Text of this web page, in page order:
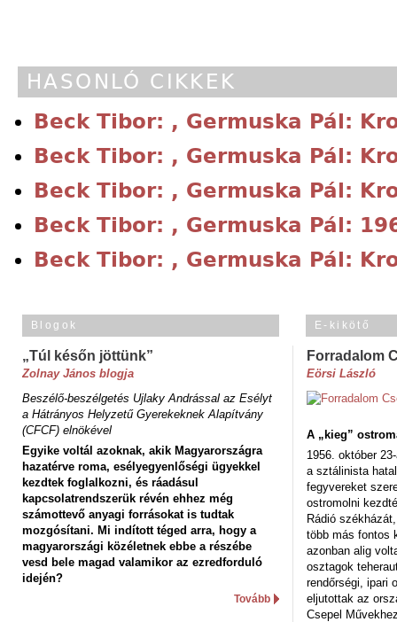
HASONLÓ CIKKEK
Beck Tibor: , Germuska Pál:
Beck Tibor: , Germuska Pál:
Beck Tibor: , Germuska Pál:
Beck Tibor: , Germuska Pál:
Beck Tibor: , Germuska Pál:
Blogok
„Túl későn jöttünk”
Zolnay János blogja
Beszélő-beszélgetés Ujlaky Andrással az Esélyt
a Hátrányos Helyzetű Gyerekeknek Alapítvány
(CFCF) elnökével
Egyike voltál azoknak, akik Magyarországra
hazatérve roma, esélyegyenlőségi ügyekkel
kezdtek foglalkozni, és ráadásul
kapcsolatrendszerük révén ehhez még
számottevő anyagi forrásokat is tudtak
mozgósítani. Mi indított téged arra, hogy a
magyarországi közéletnek ebbe a részébe
vesd bele magad valamikor az ezredforduló
idején?
Tovább
E-kikötő
Forradalom
Eörsi László
A „kieg”
1956. október
a sztálinista
fegyvereket
ostromolni
Rádió
több más fontos
azonban alig
osztagok
rendőrségi, ipari
eljutottak az
Csepel